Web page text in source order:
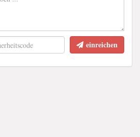
einreichen